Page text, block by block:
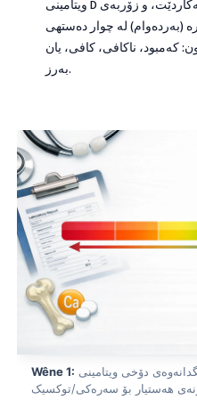
ویتامینی D لە ناوەوەی بەدەن بەکاردێت، و زۆربەی
(بەردەوام) لە چوار دەستهی
کەمبود، ناکافی، کافی، یان
بەرز.
Wêne 1: